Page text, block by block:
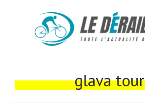
glava tour
Actualités